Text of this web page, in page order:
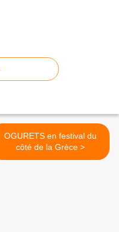
OGURETS en festival du
côté de la Grèce >